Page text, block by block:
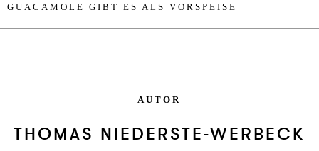
GUA­CA­MO­LE GIBT ES ALS VOR­SPEI­SE
AUTOR
THOMAS NIEDERSTE-WERBECK